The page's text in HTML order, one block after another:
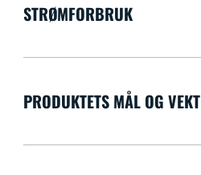
STRØMFORBRUK
PRODUKTETS MÅL OG VEKT